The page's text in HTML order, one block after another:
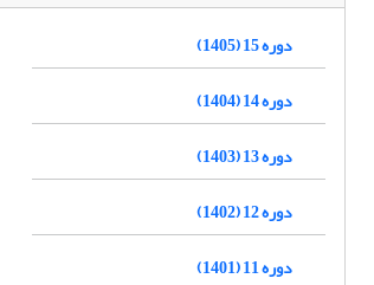
دوره 15 (1405)
دوره 14 (1404)
دوره 13 (1403)
دوره 12 (1402)
دوره 11 (1401)